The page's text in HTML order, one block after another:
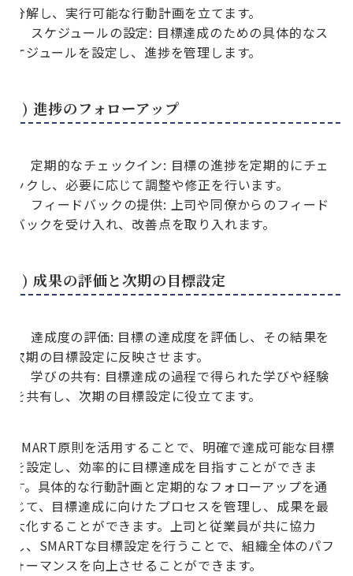
分解し、実行可能な行動計画を立てます。
スケジュールの設定: 目標達成のための具体的なス
ケジュールを設定し、進捗を管理します。
4) 進捗のフォローアップ
定期的なチェックイン: 目標の進捗を定期的にチェ
ックし、必要に応じて調整や修正を行います。
フィードバックの提供: 上司や同僚からのフィード
バックを受け入れ、改善点を取り入れます。
5) 成果の評価と次期の目標設定
達成度の評価: 目標の達成度を評価し、その結果を
次期の目標設定に反映させます。
学びの共有: 目標達成の過程で得られた学びや経験
を共有し、次期の目標設定に役立てます。
SMART原則を活用することで、明確で達成可能な目標
を設定し、効率的に目標達成を目指すことができま
す。具体的な行動計画と定期的なフォローアップを通
じて、目標達成に向けたプロセスを管理し、成果を最
大化することができます。上司と従業員が共に協力
し、SMARTな目標設定を行うことで、組織全体のパフ
ォーマンスを向上させることができます。